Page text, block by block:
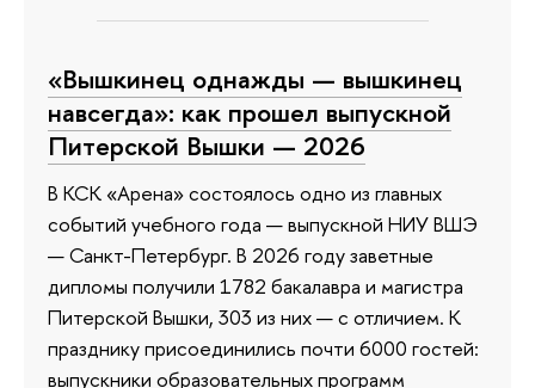
«Вышкинец однажды — вышкинец
навсегда»: как прошел выпускной
Питерской Вышки — 2026
В КСК «Арена» состоялось одно из главных
событий учебного года — выпускной НИУ ВШЭ
— Санкт-Петербург. В 2026 году заветные
дипломы получили 1782 бакалавра и магистра
Питерской Вышки, 303 из них — с отличием. К
празднику присоединились почти 6000 гостей:
выпускники образовательных программ